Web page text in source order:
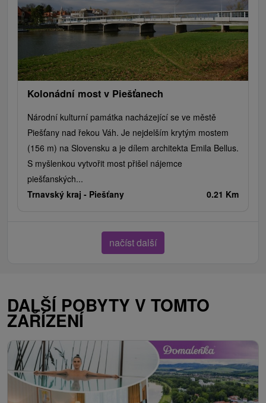
Kolonádní most v Piešťanech
Národní kulturní památka nacházející se ve městě
Piešťany nad řekou Váh. Je nejdelším krytým mostem
(156 m) na Slovensku a je dílem architekta Emila Bellus.
S myšlenkou vytvořit most přišel nájemce
piešťanských...
Trnavský kraj - Piešťany 0.21 Km
načíst další
DALŠÍ POBYTY V TOMTO
ZAŘÍZENÍ